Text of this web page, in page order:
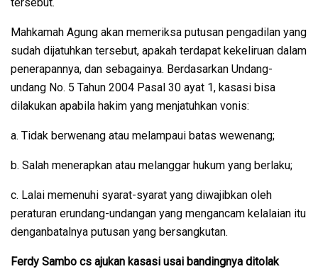
Mahkamah Agung akan memeriksa putusan pengadilan yang
sudah dijatuhkan tersebut, apakah terdapat kekeliruan dalam
penerapannya, dan sebagainya. Berdasarkan Undang-
undang No. 5 Tahun 2004 Pasal 30 ayat 1, kasasi bisa
dilakukan apabila hakim yang menjatuhkan vonis:
a. Tidak berwenang atau melampaui batas wewenang;
b. Salah menerapkan atau melanggar hukum yang berlaku;
c. Lalai memenuhi syarat-syarat yang diwajibkan oleh
peraturan erundang-undangan yang mengancam kelalaian itu
denganbatalnya putusan yang bersangkutan.
Ferdy Sambo cs ajukan kasasi usai bandingnya ditolak